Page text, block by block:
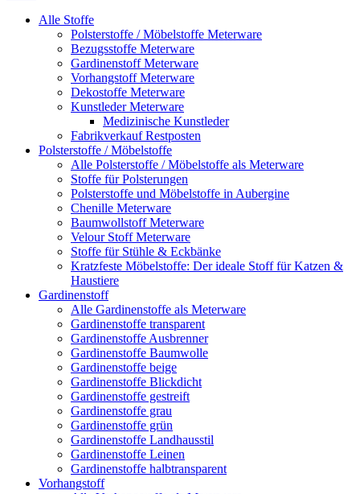
Alle Stoffe
Polsterstoffe / Möbelstoffe Meterware
Bezugsstoffe Meterware
Gardinenstoff Meterware
Vorhangstoff Meterware
Dekostoffe Meterware
Kunstleder Meterware
Medizinische Kunstleder
Fabrikverkauf Restposten
Polsterstoffe / Möbelstoffe
Alle Polsterstoffe / Möbelstoffe als Meterware
Stoffe für Polsterungen
Polsterstoffe und Möbelstoffe in Aubergine
Chenille Meterware
Baumwollstoff Meterware
Velour Stoff Meterware
Stoffe für Stühle & Eckbänke
Kratzfeste Möbelstoffe: Der ideale Stoff für Katzen &
Haustiere
Gardinenstoff
Alle Gardinenstoffe als Meterware
Gardinenstoffe transparent
Gardinenstoffe Ausbrenner
Gardinenstoffe Baumwolle
Gardinenstoffe beige
Gardinenstoffe Blickdicht
Gardinenstoffe gestreift
Gardinenstoffe grau
Gardinenstoffe grün
Gardinenstoffe Landhausstil
Gardinenstoffe Leinen
Gardinenstoffe halbtransparent
Vorhangstoff